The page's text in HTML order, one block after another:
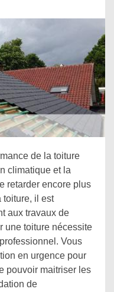
de la toiture
climatique et la
retarder encore plus
toiture, il est
aux travaux de
une toiture nécessite
Vous
en urgence pour
pouvoir maitriser les
de